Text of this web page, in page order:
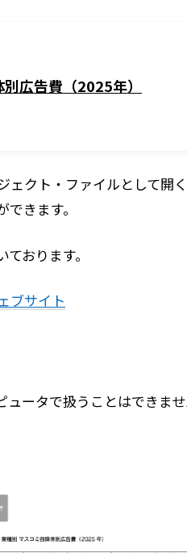
広告費（2025年）
ェクト・ファイルとして開
きます。
おります。
ブサイト
ュータで扱うことはできま